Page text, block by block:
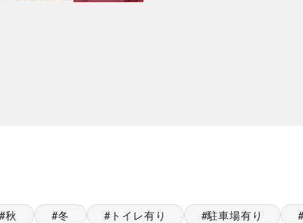
秋 冬 トイレ有り 駐車場有り